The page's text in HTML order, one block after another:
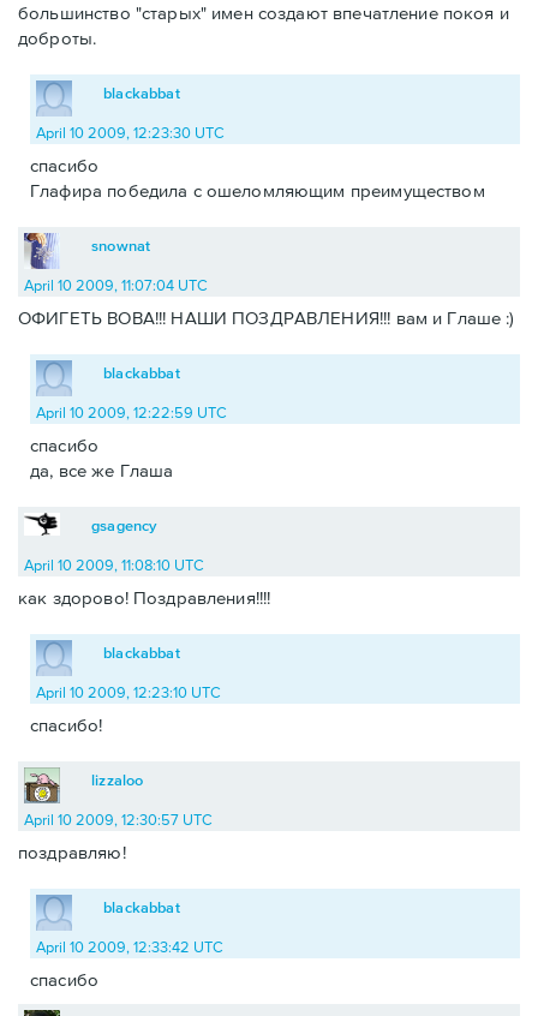
большинство "старых" имен создают впечатление покоя и
доброты.
blackabbat
April 10 2009, 12:23:30 UTC
спасибо
Глафира победила с ошеломляющим преимуществом
snownat
April 10 2009, 11:07:04 UTC
ОФИГЕТЬ ВОВА!!! НАШИ ПОЗДРАВЛЕНИЯ!!! вам и Глаше :)
blackabbat
April 10 2009, 12:22:59 UTC
спасибо
да, все же Глаша
gsagency
April 10 2009, 11:08:10 UTC
как здорово! Поздравления!!!!
blackabbat
April 10 2009, 12:23:10 UTC
спасибо!
lizzaloo
April 10 2009, 12:30:57 UTC
поздравляю!
blackabbat
April 10 2009, 12:33:42 UTC
спасибо